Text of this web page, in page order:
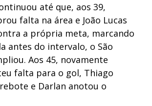
até que, aos 39,
falta na área e João Lucas
a própria meta, marcando
antes do intervalo, o São
Aos 45, novamente
falta para o gol, Thiago
e Darlan anotou o